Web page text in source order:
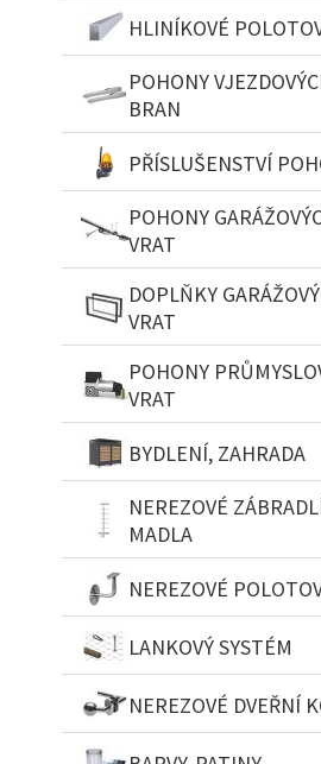
HLINÍKOVÉ
POHONY
BRAN
PŘÍSLUŠENSTVÍ
POHONY
VRAT
DOPLŇKY
VRAT
POHONY
VRAT
BYDLENÍ, ZAHRADA
NEREZOVÉ
MADLA
NEREZOVÉ
LANKOVÝ SYSTÉM
NEREZOVÉ DVEŘNÍ